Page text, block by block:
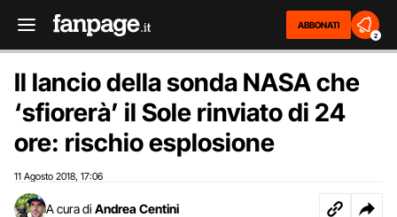
ABBONATI
2
Il lancio della sonda NASA che
‘sfiorerà’ il Sole rinviato di 24
ore: rischio esplosione
11 Agosto 2018 17:06
A cura di Andrea Centini